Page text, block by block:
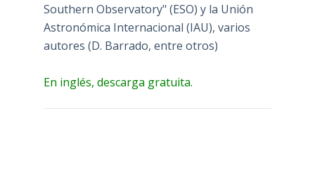
Southern Observatory" (ESO) y la Unión
Astronómica Internacional (IAU), varios
autores (D. Barrado, entre otros)
En inglés, descarga gratuita.